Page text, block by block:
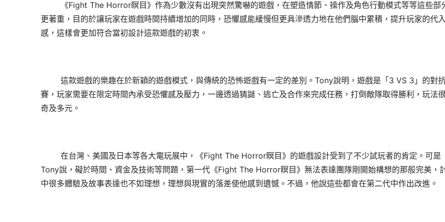
《Fight The Horror瞑目》作為少數沒有出現突然驚嚇的遊戲，在塑造情節、操作及角色行動模式等等這些部
更著重，目的於讓玩家在遊戲時間持續增加的同時，恐懼感能緩慢但更具滲透力地在他們腦中累積，提升玩家的代入
感，這樣會更加符合當初設計這款遊戲的初衷。
這款遊戲的樂趣在於新穎的遊戲模式，與傳統的恐怖遊戲有一定的差別。 Tony說明，遊戲是「3 VS 3」的對
賽，玩家需要在限定時間內承受恐懼感及壓力，一邊透過猜謎、逃亡及合作來完成任務，打倒敵隊取得勝利，玩法
奇及多元。
在台灣、美國及日本等各大電玩展中，《Fight The Horror瞑目》的遊戲設計受到了不少試玩者的肯定。可是
Tony說，礙於時間、資金及技術等問題，第一代《Fight The Horror瞑目》無法表達團隊剛開始構想的那般完美，
中很多體驗及故事表達也不如理想，理想與現實的落差使他感到遺憾。不過，他說這些都會在第二代中作出改進。